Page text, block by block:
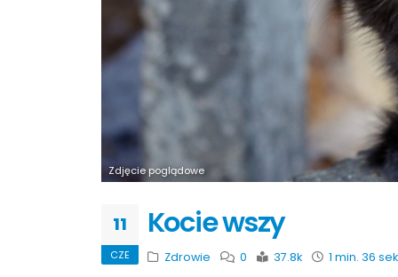
Zdjęcie poglądowe
11
CZE
Kocie wszy
Zdrowie 0 37.8k 1 min. 36